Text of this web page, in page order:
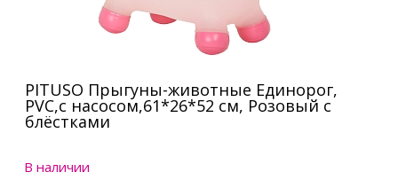
PITUSO Прыгуны-животные Единорог,
PVC,с насосом,61*26*52 см, Розовый с
блёстками
В наличии